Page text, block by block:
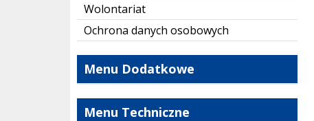
Wolontariat
Ochrona danych osobowych
Menu Dodatkowe
Menu Techniczne